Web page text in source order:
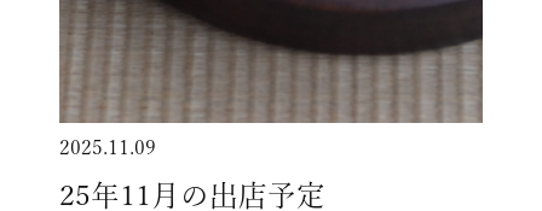
2025.11.09
25年11月の出店予定